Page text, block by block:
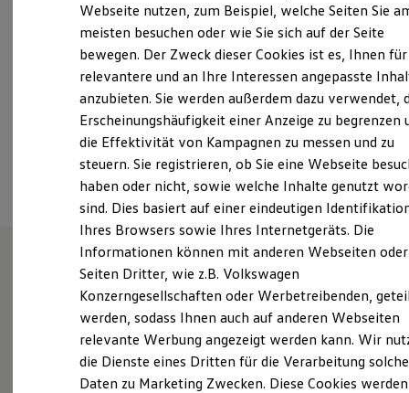
Laden
Laden unterwegs
Laden Zuhause
Ladestationen finden
Ladezeitensimulator
Batterie
Sicherheit
Garantie und Lebensdauer
Nachhaltigkeit
Technologie
Kosten und Kauf
Verbrauchskosten
Kaufoptionen
E-Auto-Förderung
Software und Konnektivität
ID. Software Versionen und Updates
Digitale Extras
Schnittstellen zu Ihrem ID.
Hybridautos
Marke und Erlebnis
Volkswagen R und R Experience
R-Modelle
info@automobile-libera.de
+49 30 7431041
Sonntag
Geschlossen
Ansprechpartner
Unsere Leistungenim
Überblick
Gebrauchtwagen
Webseite nutzen, zum Beispiel, welche Seiten Sie
meisten besuchen oder wie Sie sich auf der Seite
bewegen. Der Zweck dieser Cookies ist es, Ihnen für
relevantere und an Ihre Interessen angepasste
anzubieten. Sie werden außerdem dazu verwendet,
Erscheinungshäufigkeit einer Anzeige zu begrenzen
die Effektivität von Kampagnen zu messen und zu
steuern. Sie registrieren, ob Sie eine Webseite
haben oder nicht, sowie welche Inhalte genutzt
sind. Dies basiert auf einer eindeutigen
Ihres Browsers sowie Ihres Internetgeräts. Die
Informationen können mit anderen Webseiten oder
Seiten Dritter, wie z.B. Volkswagen
Konzerngesellschaften oder Werbetreibenden,
werden, sodass Ihnen auch auf anderen Webseiten
relevante Werbung angezeigt werden kann. Wir
die Dienste eines Dritten für die Verarbeitung
Daten zu Marketing Zwecken. Diese Cookies